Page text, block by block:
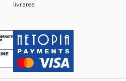
livrarea